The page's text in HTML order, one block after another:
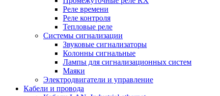
Реле времени
Реле контроля
Тепловые реле
Системы сигнализации
Звуковые сигнализаторы
Колонны сигнальные
Лампы для сигнализационных систем
Маяки
Электродвигатели и управление
Кабели и провода